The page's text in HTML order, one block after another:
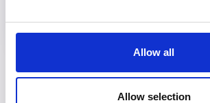
Allow all
Allow selection